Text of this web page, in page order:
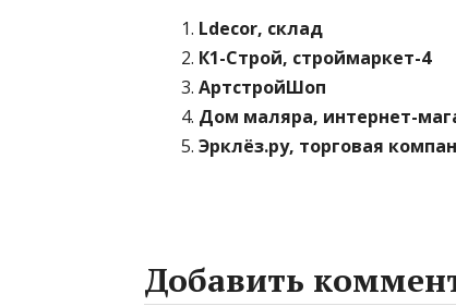
Ldecor, склад
К1-Строй, строймаркет-4
АртстройШоп
Дом маляра, интернет-
Эрклёз.ру, торговая
Добавить